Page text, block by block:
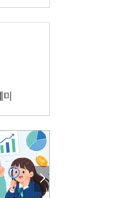
구·군 승진 축하화분 관행 없애자니 소상공인 울상
시민이 개발한 폭염 대응 앱 ‘그늘로’ 길안내 지도 등 인기
골목 맛집 발굴 고메 셀렉션…부산시, 페스티벌 시월 연계
미